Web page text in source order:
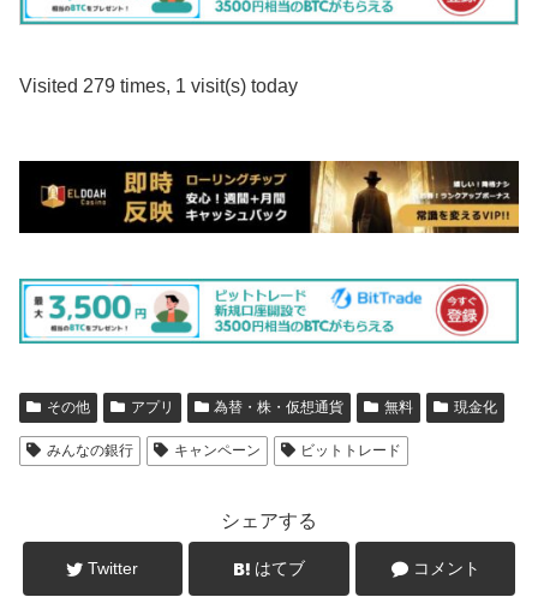
Visited 279 times, 1 visit(s) today
その他 アプリ 為替・株・仮想通貨 無料 現金化
みんなの銀行 キャンペーン ビットトレード
シェアする
Twitter はてブ コメント